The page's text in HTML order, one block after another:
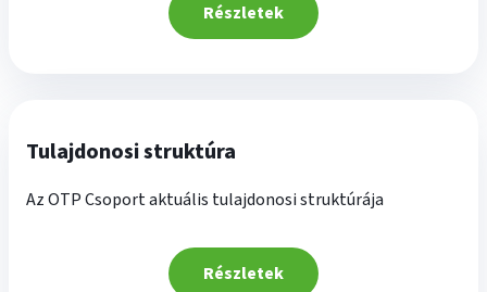
Részletek
Tulajdonosi struktúra
Az OTP Csoport aktuális tulajdonosi struktúrája
Részletek